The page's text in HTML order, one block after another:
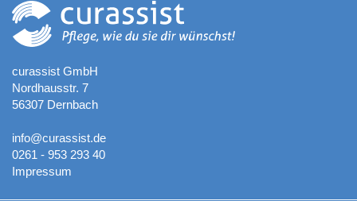
curassist GmbH
Nordhausstr. 7
56307 Dernbach
info@curassist.de
0261 - 953 293 40
Impressum